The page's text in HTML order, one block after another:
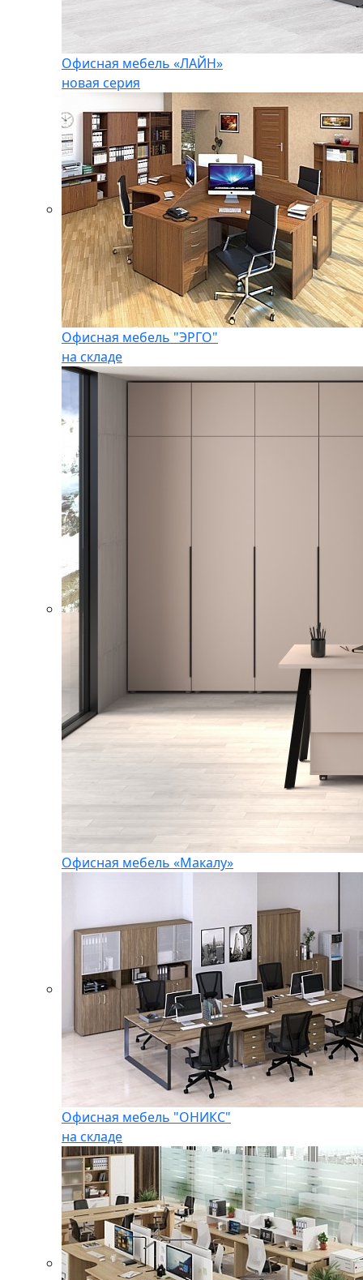
Офисная мебель «ЛАЙН»
новая серия
Офисная мебель "ЭРГО"
на складе
Офисная мебель «Макалу»
Офисная мебель "ОНИКС"
на складе